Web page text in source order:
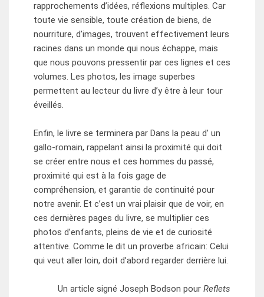
rapprochements d’idées, réflexions multiples. Car
toute vie sensible, toute création de biens, de
nourriture, d’images, trouvent effectivement leurs
racines dans un monde qui nous échappe, mais
que nous pouvons pressentir par ces lignes et ces
volumes. Les photos, les image superbes
permettent au lecteur du livre d’y être à leur tour
éveillés.
Enfin, le livre se terminera par Dans la peau d’ un
gallo-romain, rappelant ainsi la proximité qui doit
se créer entre nous et ces hommes du passé,
proximité qui est à la fois gage de
compréhension, et garantie de continuité pour
notre avenir. Et c’est un vrai plaisir que de voir, en
ces dernières pages du livre, se multiplier ces
photos d’enfants, pleins de vie et de curiosité
attentive. Comme le dit un proverbe africain: Celui
qui veut aller loin, doit d’abord regarder derrière lui.
Un article signé Joseph Bodson pourReflets